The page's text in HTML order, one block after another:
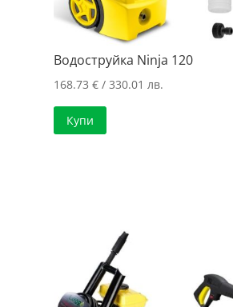
Водоструйка Ninja 120
168.73€ / 330.01 лв.
Купи